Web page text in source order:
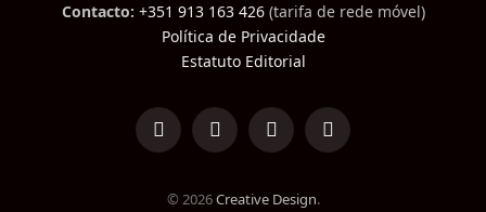
Contacto: +351 913 163 426(tarifa de rede móvel)
Política de Privacidade
Estatuto Editorial
LinkedInFacebookInstagramTikTok
© 2026Creative Design.